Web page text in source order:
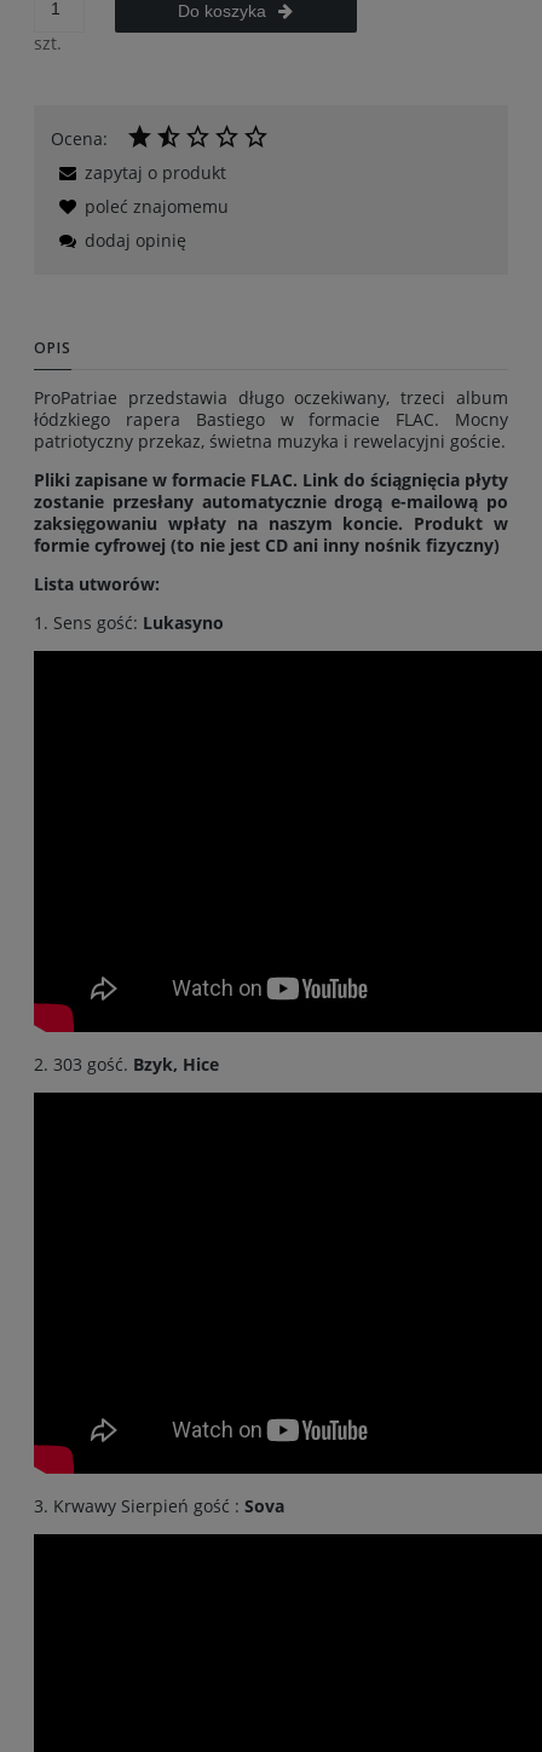
szt.
Do koszyka
Ocena:
zapytaj o produkt
poleć znajomemu
dodaj opinię
OPIS
ProPatriae przedstawia długo oczekiwany, trzeci album
łódzkiego rapera Bastiego w formacie FLAC. Mocny
patriotyczny przekaz, świetna muzyka i rewelacyjni goście.
Pliki zapisane w formacie FLAC. Link do ściągnięcia płyty
zostanie przesłany automatycznie drogą e-mailową po
zaksięgowaniu wpłaty na naszym koncie. Produkt w
formie cyfrowej (to nie jest CD ani inny nośnik fizyczny)
Lista utworów:
1. Sens gość: Lukasyno
2. 303 gość. Bzyk, Hice
3. Krwawy Sierpień gość : Sova